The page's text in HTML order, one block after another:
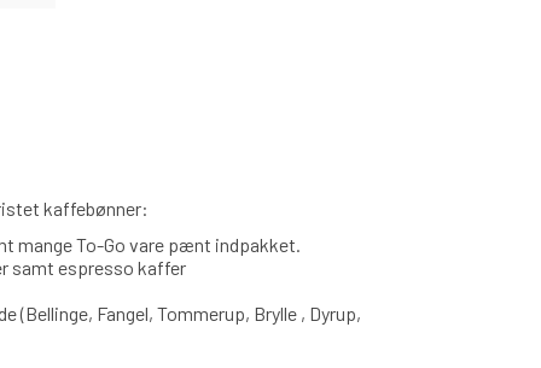
kaffebønner:
mange To-Go vare pænt indpakket.
samt espresso kaffer
(Bellinge, Fangel, Tommerup, Brylle , Dyrup,